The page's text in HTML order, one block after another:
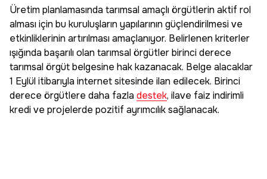
Üretim planlamasında tarımsal amaçlı örgütlerin aktif rol
alması için bu kuruluşların yapılarının güçlendirilmesi ve
etkinliklerinin artırılması amaçlanıyor. Belirlenen kriterler
ışığında başarılı olan tarımsal örgütler birinci derece
tarımsal örgüt belgesine hak kazanacak. Belge alacaklar
1 Eylül itibarıyla internet sitesinde ilan edilecek. Birinci
derece örgütlere daha fazla destek, ilave faiz indirimli
kredi ve projelerde pozitif ayrımcılık sağlanacak.